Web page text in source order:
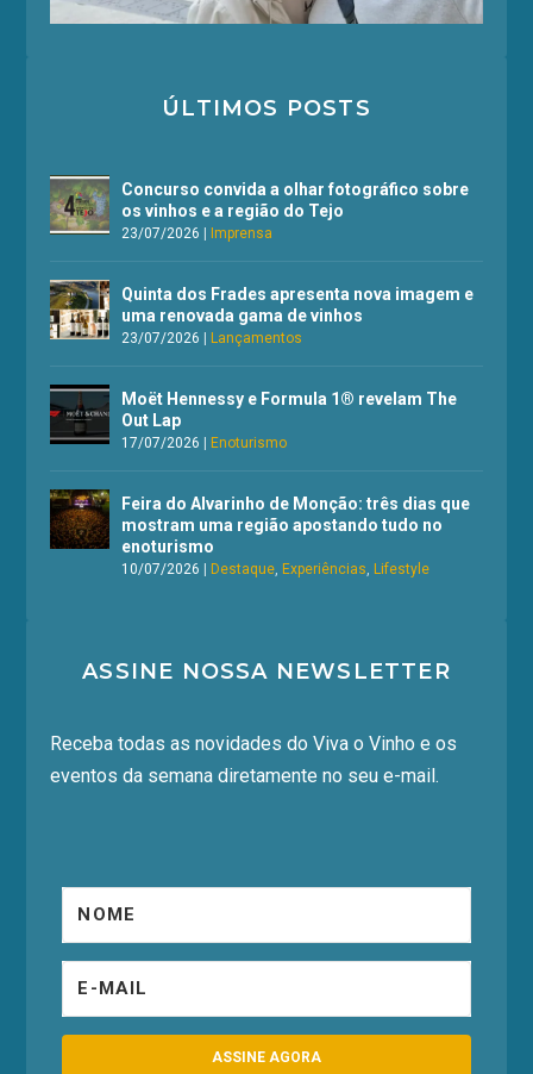
ÚLTIMOS POSTS
Concurso convida a olhar fotográfico sobre
os vinhos e a região do Tejo
23/07/2026 |Imprensa
Quinta dos Frades apresenta nova imagem e
uma renovada gama de vinhos
23/07/2026 |Lançamentos
Moët Hennessy e Formula 1® revelam The
Out Lap
17/07/2026 |Enoturismo
Feira do Alvarinho de Monção: três dias que
mostram uma região apostando tudo no
enoturismo
10/07/2026 |Destaque ,Experiências ,Lifestyle
ASSINE NOSSA NEWSLETTER
Receba todas as novidades do Viva o Vinho e os
eventos da semana diretamente no seu e-mail.
ASSINE AGORA